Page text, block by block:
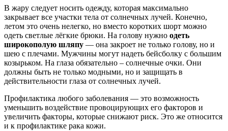
В жару следует носить одежду, которая максимально
закрывает все участки тела от солнечных лучей. Конечно,
летом это очень нелегко, но вместо коротких шорт можно
одеть светлые лёгкие брюки. На голову нужно одеть
широкополую шляпу — она закроет не только голову, но и
шею с плечами. Мужчины могут надеть бейсболку с большим
козырьком. На глаза обязательно – солнечные очки. Они
должны быть не только модными, но и защищать в
действительности глаза от солнечных лучей.
Профилактика любого заболевания — это возможность
уменьшить воздействие провоцирующих его факторов и
увеличить факторы, которые снижают риск. Это же относится
и к профилактике рака кожи.